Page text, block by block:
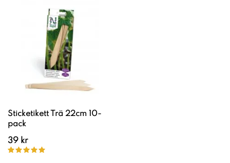
Sticketikett Trä 22cm 10-
pack
39 kr